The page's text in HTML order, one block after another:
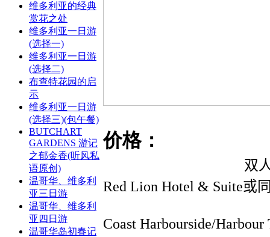
维多利亚的经典
赏花之处
维多利亚一日游
(选择一)
维多利亚一日游
(选择二)
布查特花园的启
示
维多利亚一日游
(选择三)(包午餐)
BUTCHART
GARDENS 游记
之郁金香(听风私
语原创)
温哥华、维多利
亚三日游
温哥华、维多利
亚四日游
温哥华岛初春记
价格：
双人
Red Lion Hotel &
Coast Harbourside/